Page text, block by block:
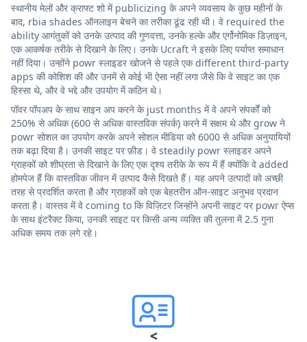
स्थानीय मेलों और क्राफ्ट शो में publicizing के अपने व्यवसाय के कुछ महीनों के
बाद, rbia shades ऑनलाइन बेचने का तरीका ढूंढ रही थी। वे required the
ability आगंतुकों को उनके उत्पाद की गुणवत्ता, उनके हल्के और एर्गोनोमिक डिज़ाइन,
एक आकर्षक तरीके से दिखाने के लिए। उनके Ucraft ने इसके लिए पर्याप्त समाधान
नहीं दिया। उन्होंने powr स्लाइडर खोजने से पहले एक different third-party
apps की कोशिश की और उनमें से कोई भी ऐसा नहीं लगा जैसे कि वे साइट का एक
हिस्सा थे, और वे भद्दे और उपयोग में कठिन थे।
पॉवर पॉपअप के साथ साइन अप करने के just months में वे अपने संपर्कों को
250% से अधिक (600 से अधिक वास्तविक संपर्क) करने में सक्षम थे और grow ने
powr सोशल का उपयोग करके अपने सोशल मीडिया को 6000 से अधिक अनुयायियों
तक बढ़ा दिया है। उनकी साइट पर फ़ीड। वे steadily powr स्लाइडर अपने
ग्राहकों को शीघ्रता से दिखाने के लिए एक दृश्य तरीके के रूप में हैं क्योंकि वे added
होमपेज हैं कि वास्तविक जीवन में उत्पाद कैसे दिखते हैं। यह अपने उत्पादों को अच्छी
तरह से प्रदर्शित करता है और ग्राहकों को एक बेहतरीन ऑन-साइट अनुभव प्रदान
करता है। वास्तव में वे coming to कि विज़िटर जिन्होंने अपनी साइट पर powr ऐप्स
के साथ इंटरैक्ट किया, उनकी साइट पर किसी अन्य व्यक्ति की तुलना में 2.5 गुना
अधिक समय तक लगे रहे।
<